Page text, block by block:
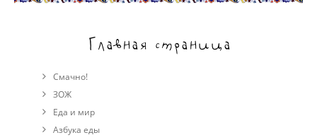
Главная страница
Смачно!
ЗОЖ
Еда и мир
Азбука еды